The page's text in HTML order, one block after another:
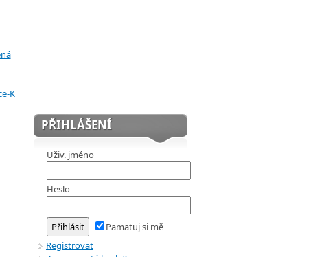
K
PŘIHLÁŠENÍ
Uživ. jméno
Heslo
Pamatuj si mě
Registrovat